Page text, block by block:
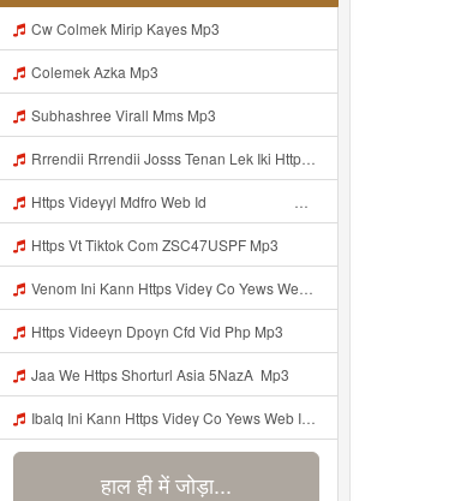
Cw Colmek Mirip Kayes Mp3
Colemek Azka Mp3
Subhashree Virall Mms Mp3
Rrrendii Rrrendii Josss Tenan Lek Iki Https Shorter Me Videyycoota Mp3
Https Videyyl Mdfro Web Id ᅠ ᅠ ᅠ ᅠ ᅠ ᅠ ᅠ ᅠ ᅠ ᅠ ᅠ ᅠ ᅠ ᅠ ᅠ ᅠ ᅠ ᅠ ᅠ Ok ᅠ ᅠ ᅠ ᅠ ᅠ ᅠ ᅠ ᅠ ᅠ ᅠ ᅠ ᅠ ᅠ ᅠ ᅠ ᅠ ᅠ ᅠ ᅠ ᅠ ᅠ ᅠ ᅠ ᅠ ᅠ ᅠ ᅠ ᅠ ᅠ Mp3
Https Vt Tiktok Com ZSC47USPF Mp3
Venom Ini Kann Https Videy Co Yews Web Id PTldKA ᅠ ᅠ ᅠ ᅠ ᅠ ᅠ ᅠ ᅠ ᅠ ᅠ ᅠ ᅠ ᅠ ᅠ ᅠ ᅠ ᅠ ᅠ ᅠ ᅠ ᅠ ᅠ ᅠ ᅠ ᅠ ᅠ ᅠ ᅠ ᅠ ᅠ ᅠ ᅠ ᅠ ᅠ ᅠ ᅠ ᅠ ᅠ ᅠ ᅠ ᅠ ᅠ ᅠ ᅠ ᅠ ᅠ ᅠ ᅠ ᅠ ᅠ ᅠ ᅠ ᅠ ᅠ ᅠ ᅠ ᅠ ᅠ Mp3
Https Videeyn Dpoyn Cfd Vid Php Mp3
Jaa We Https Shorturl Asia 5NazA ᅟ Mp3
Ibalq Ini Kann Https Videy Co Yews Web Id PTldKA ᅠ ᅠ ᅠ ᅠ ᅠ ᅠ ᅠ ᅠ ᅠ ᅠ ᅠ ᅠ ᅠ ᅠ ᅠ ᅠ ᅠ ᅠ ᅠ ᅠ ᅠ ᅠ ᅠ ᅠ ᅠ ᅠ ᅠ ᅠ ᅠ ᅠ ᅠ ᅠ ᅠ ᅠ ᅠ ᅠ ᅠ ᅠ ᅠ ᅠ ᅠ ᅠ ᅠ ᅠ ᅠ ᅠ ᅠ ᅠ ᅠ ᅠ ᅠ ᅠ ᅠ ᅠ ᅠ ᅠ ᅠ ᅠ Mp3
हाल ही में जोड़ा...